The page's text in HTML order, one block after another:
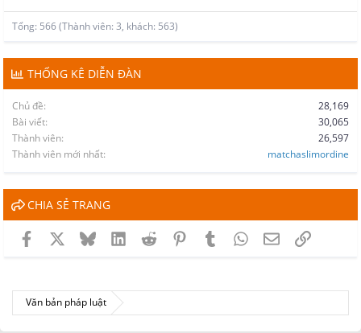
Tổng: 566 (Thành viên: 3, khách: 563)
THỐNG KÊ DIỄN ĐÀN
Chủ đề
28,169
Bài viết
30,065
Thành viên
26,597
Thành viên mới nhất
matchaslimordine
CHIA SẺ TRANG
Facebook BlueskyLinkedInReddit PinterestTumblrWhatsApp
EmailLink
Văn bản pháp luật